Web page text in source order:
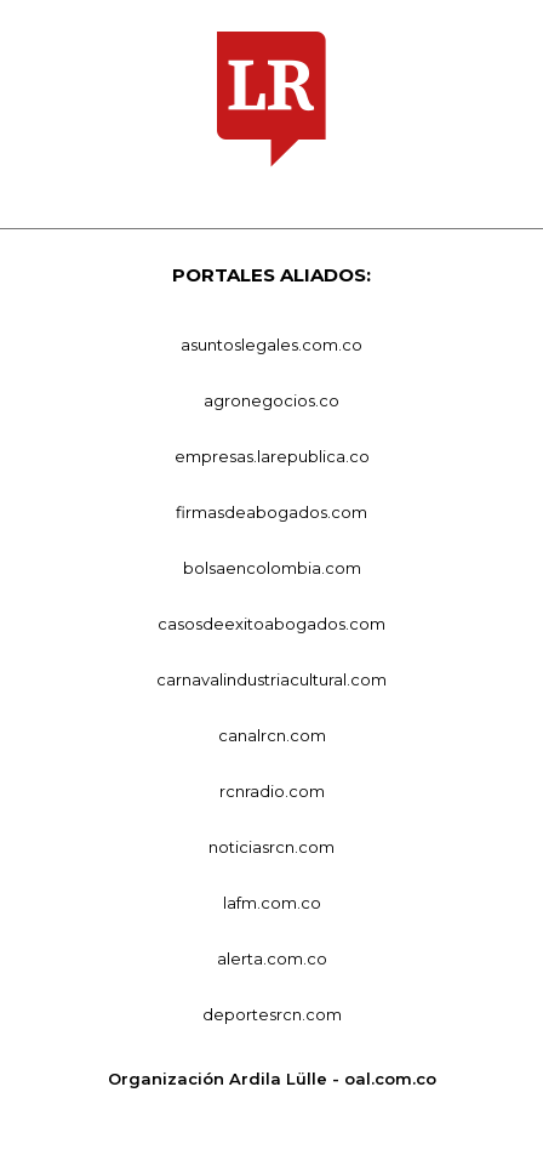
PORTALES ALIADOS:
asuntoslegales.com.co
agronegocios.co
empresas.larepublica.co
firmasdeabogados.com
bolsaencolombia.com
casosdeexitoabogados.com
carnavalindustriacultural.com
canalrcn.com
rcnradio.com
noticiasrcn.com
lafm.com.co
alerta.com.co
deportesrcn.com
Organización Ardila Lülle - oal.com.co